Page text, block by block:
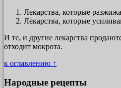
Лекарства, которые
Лекарства, которые
И те, и другие лекарства
отходит мокрота.
к оглавлению ↑
Народные рецепты